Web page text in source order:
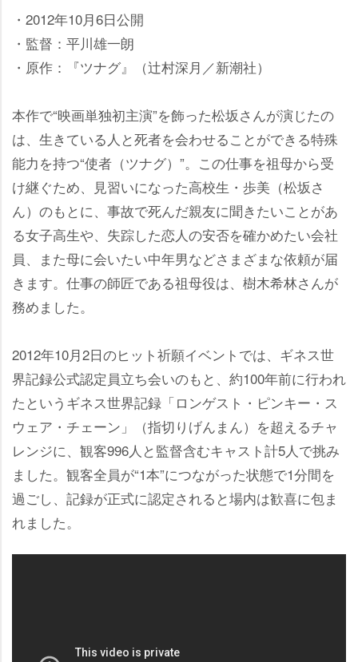
・2012年10月6日公開
・監督：平川雄一朗
・原作：『ツナグ』（辻村深月／新潮社）
本作で“映画単独初主演”を飾った松坂さんが演じたの
は、生きている人と死者を会わせることができる特殊
能力を持つ“使者（ツナグ）”。この仕事を祖母から受
け継ぐため、見習いになった高校生・歩美（松坂さ
ん）のもとに、事故で死んだ親友に聞きたいことがあ
る女子高生や、失踪した恋人の安否を確かめたい会社
員、また母に会いたい中年男などさまざまな依頼が届
きます。仕事の師匠である祖母役は、樹木希林さんが
務めました。
2012年10月2日のヒット祈願イベントでは、ギネス世
界記録公式認定員立ち会いのもと、約100年前に行われ
たというギネス世界記録「ロンゲスト・ピンキー・ス
ウェア・チェーン」（指切りげんまん）を超えるチャ
レンジに、観客996人と監督含むキャスト計5人で挑み
ました。観客全員が“1本”につながった状態で1分間を
過ごし、記録が正式に認定されると場内は歓喜に包ま
れました。